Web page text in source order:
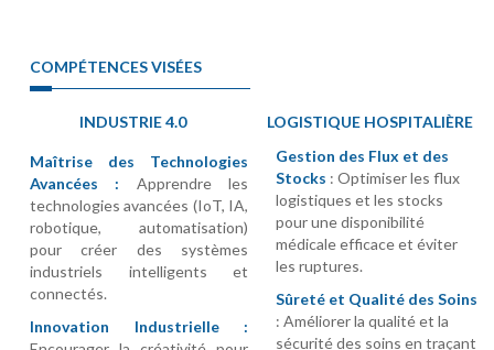
COMPÉTENCES VISÉES
INDUSTRIE 4.0 LOGISTIQUE HOSPITALIÈRE
Maîtrise des Technologies
Avancées : Apprendre les
technologies avancées (IoT, IA,
robotique, automatisation)
pour créer des systèmes
industriels intelligents et
connectés.
Innovation Industrielle :
Gestion des Flux et des
Stocks : Optimiser les flux
logistiques et les stocks
pour une disponibilité
médicale efficace et éviter
les ruptures.
Sûreté et Qualité des Soins
: Améliorer la qualité et la
sécurité des soins en traçant